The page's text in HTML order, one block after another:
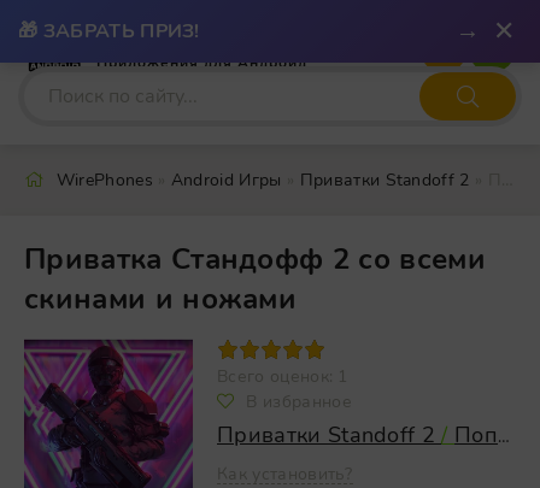
WIREPHONES
Приложения для Андроид
WirePhones Android Игры Приватки Standoff 2
Приватка Стандофф 2 со всеми
скинами и ножами
1 2 3 4 5
Всего оценок:
1
В избранное
Приватки Standoff 2/ Популярные
Как установить?
🎁 ЗАБРАТЬ ПРИЗ! → ✕